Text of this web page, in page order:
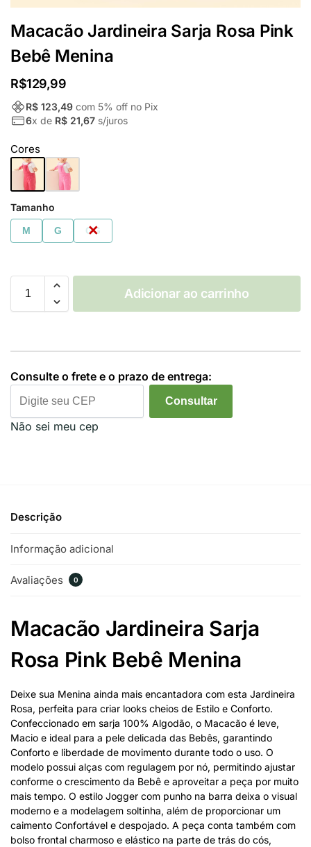
Macacão Jardineira Sarja Rosa Pink
Bebê Menina
R$129,99
R$ 123,49 com 5% off no Pix
6x de R$ 21,67 s/juros
Cores
Tamanho
M G GG
Adicionar ao carrinho
Consulte o frete e o prazo de entrega:
Consultar
Não sei meu cep
Descrição
Informação adicional
Avaliações 0
Macacão Jardineira Sarja
Rosa Pink Bebê Menina
Deixe sua Menina ainda mais encantadora com esta Jardineira
Rosa, perfeita para criar looks cheios de Estilo e Conforto.
Confeccionado em sarja 100% Algodão, o Macacão é leve,
Macio e ideal para a pele delicada das Bebês, garantindo
Conforto e liberdade de movimento durante todo o uso. O
modelo possui alças com regulagem por nó, permitindo ajustar
conforme o crescimento da Bebê e aproveitar a peça por muito
mais tempo. O estilo Jogger com punho na barra deixa o visual
moderno e a modelagem soltinha, além de proporcionar um
caimento Confortável e despojado. A peça conta também com
bolso frontal charmoso e elástico na parte de trás do cós,